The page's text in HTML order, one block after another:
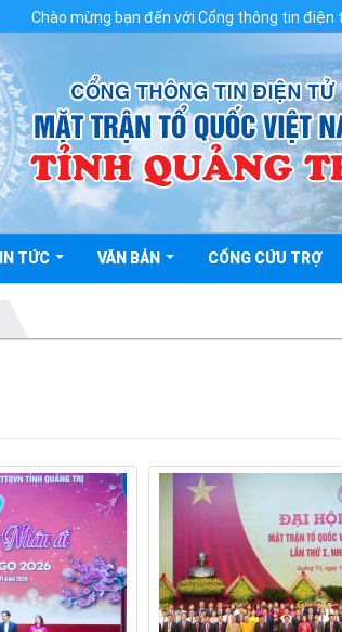
TỨC VĂN BẢN CỔNG CỨU TRỢ
đến với Cổng thông tin điện tử UBMTTQVN